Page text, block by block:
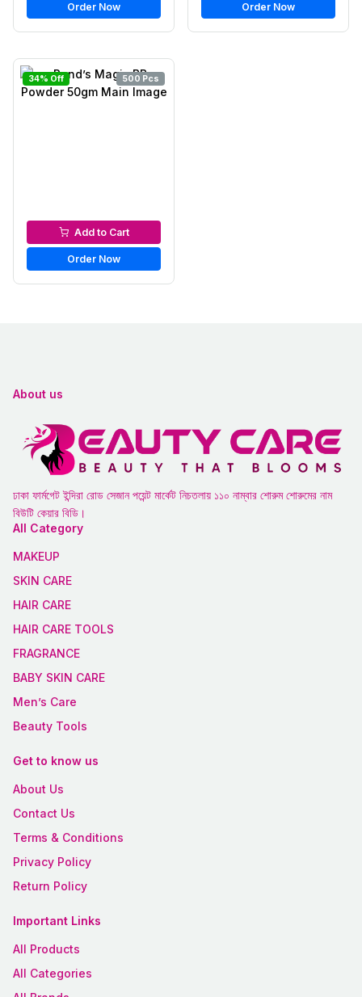
Order Now Order Now
34% Off 500 Pcs
Loose Powder
Add to Cart
Order Now
About us
ঢাকা ফার্মগেট ইন্দিরা রোড সেজান পয়েন্ট মার্কেট নিচতলায় ১১০ নাম্বার শোরুম শোরুমের নাম
বিউটি কেয়ার বিডি।
All Category
MAKEUP
SKIN CARE
HAIR CARE
HAIR CARE TOOLS
FRAGRANCE
BABY SKIN CARE
Men’s Care
Beauty Tools
Get to know us
About Us
Contact Us
Terms & Conditions
Privacy Policy
Return Policy
Important Links
All Products
All Categories